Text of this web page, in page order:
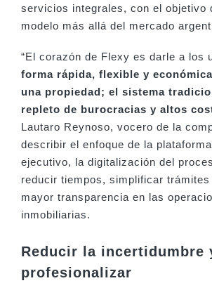
servicios integrales, con el objetivo
modelo más allá del mercado
“El corazón de Flexy es darle a los
forma rápida, flexible y
una propiedad; el sistema
repleto de burocracias y altos
Lautaro Reynoso, vocero de la
describir el enfoque de la
ejecutivo, la digitalización del
reducir tiempos, simplificar trámites
mayor transparencia en las
inmobiliarias.
Reducir la incertidumbre
profesionalizar